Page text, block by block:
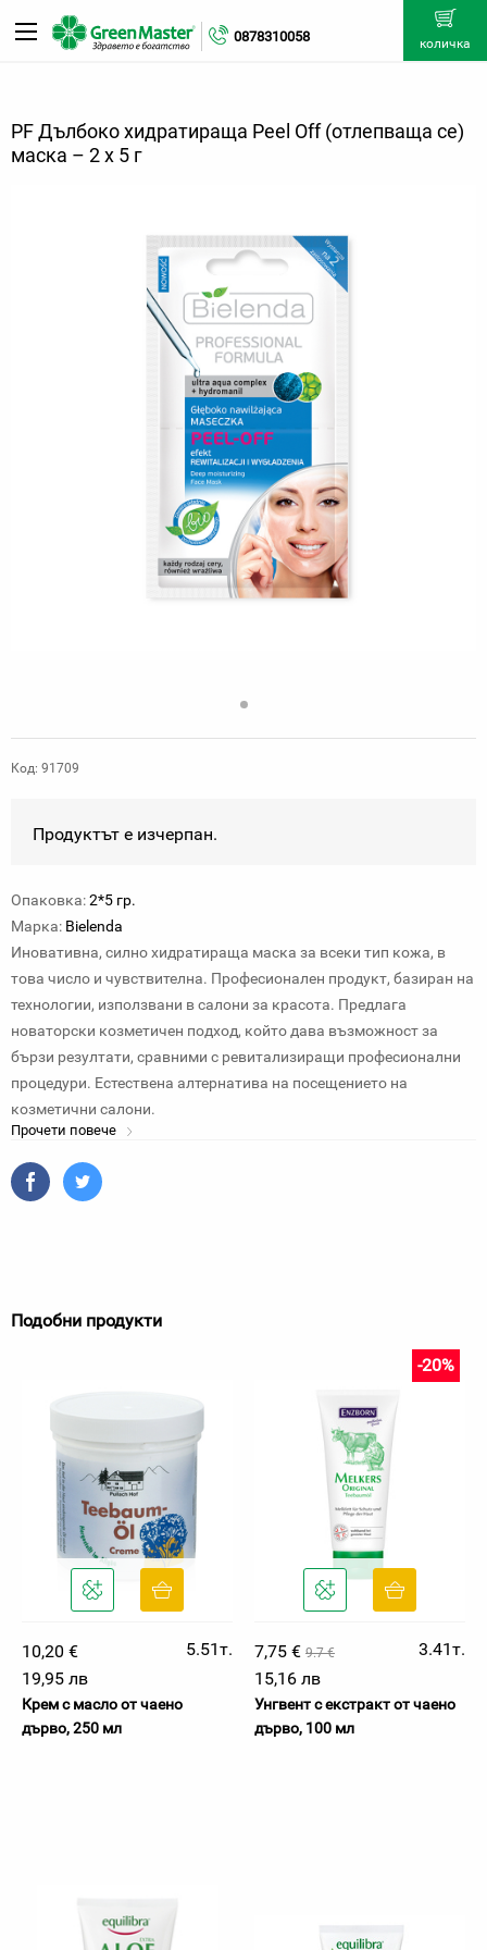
0878310058 количка
PF Дълбоко хидратираща Peel Off (отлепваща се)
маска – 2 х 5 г
Код: 91709
Продуктът е изчерпан.
Опаковка:2*5 гр.
Марка: Bielenda
Иновативна, силно хидратираща маска за всеки тип кожа, в
това число и чувствителна. Професионален продукт, базиран на
технологии, използвани в салони за красота. Предлага
новаторски козметичен подход, който дава възможност за
бързи резултати, сравними с ревитализиращи професионални
процедури. Естествена алтернатива на посещението на
козметични салони.
Прочети повече
Подобни продукти
10,20 €
5.51т.
19,95 лв
Крем с масло от чаено
дърво, 250 мл
7,75 € 9.7 €
-20%
3.41т.
15,16 лв
Унгвент с екстракт от чаено
дърво, 100 мл